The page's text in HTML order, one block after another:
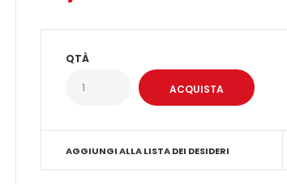
QTÀ
AGGIUNGI ALLA LISTA DEI DESIDERI